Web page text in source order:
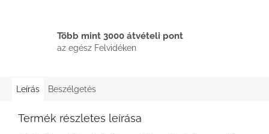
Több mint 3000 átvételi pont
az egész Felvidéken
Leírás Beszélgetés
Termék részletes leírása